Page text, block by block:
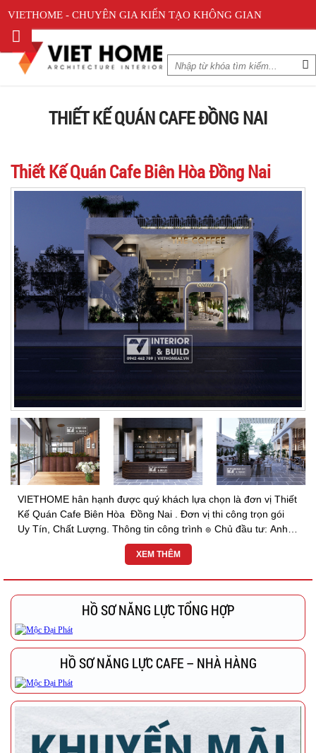
VIETHOME - CHUYÊN GIA KIẾN TẠO KHÔNG GIAN
THIẾT KẾ QUÁN CAFE ĐỒNG NAI
Thiết Kế Quán Cafe Biên Hòa Đồng Nai
VIETHOME hân hạnh được quý khách lựa chọn là đơn vị Thiết
Kế Quán Cafe Biên Hòa Đồng Nai . Đơn vị thi công trọn gói
Uy Tín, Chất Lượng. Thông tin công trình ๏ Chủ đầu tư: Anh
Trung ๏ Địa chỉ: Ấp Đồn Điền 2,...
XEM THÊM
HỒ SƠ NĂNG LỰC TỔNG HỢP
HỒ SƠ NĂNG LỰC CAFE – NHÀ HÀNG